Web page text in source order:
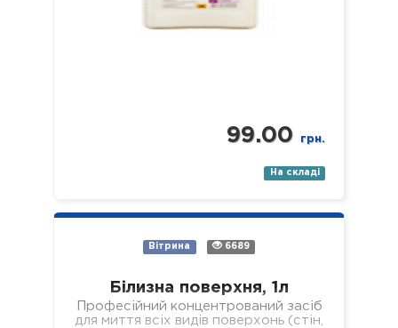
99.00 грн.
На складі
Вітрина 6689
Білизна поверхня, 1л
Професійний концентрований засіб
для миття всіх видів поверхонь (стін,